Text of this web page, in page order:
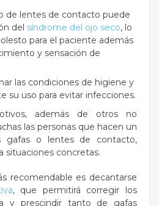
de lentes de contacto puede
del síndrome del ojo seco, lo
para el paciente además
y sensación de
las condiciones de higiene y
su uso para evitar infecciones.
además de otros no
las personas que hacen un
gafas o lentes de contacto,
situaciones concretas.
recomendable es decantarse
, que permitirá corregir los
y prescindir tanto de gafas